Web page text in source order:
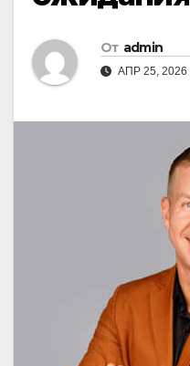
От admin
АПР 25, 2026